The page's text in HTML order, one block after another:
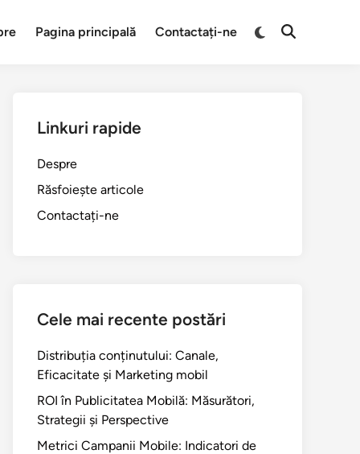
Pagina principală Contactați-ne
Switch
Open
Linkuri rapide
Despre
Răsfoiește articole
Contactați-ne
Cele mai recente postări
Distribuția conținutului: Canale,
Eficacitate și Marketing mobil
ROI în Publicitatea Mobilă: Măsurători,
Strategii și Perspective
Metrici Campanii Mobile: Indicatori de